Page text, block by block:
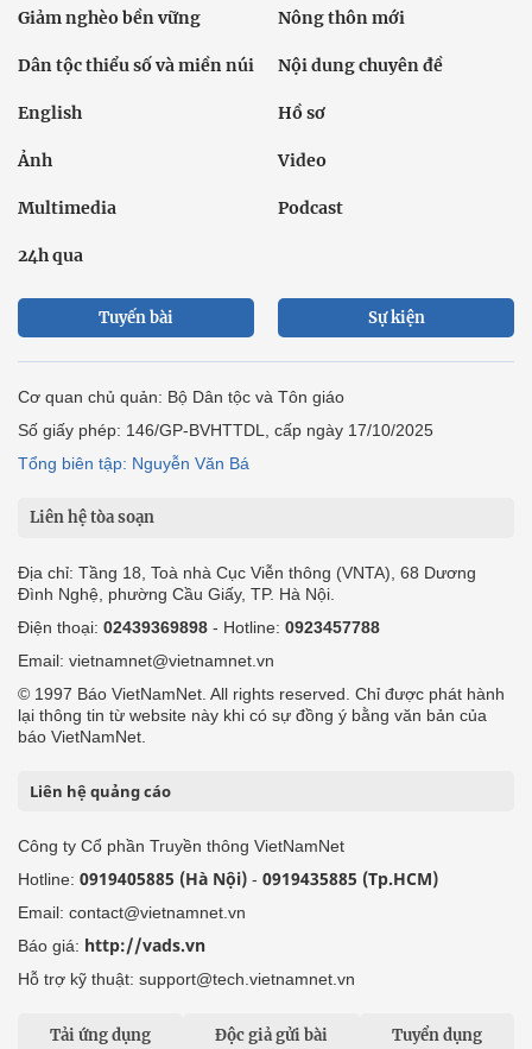
Giảm nghèo bền vững Nông thôn mới
Dân tộc thiểu số và miền núi Nội dung chuyên đề
English Hồ sơ
Ảnh Video
Multimedia Podcast
24h qua
Tuyến bài Sự kiện
Cơ quan chủ quản: Bộ Dân tộc và Tôn giáo
Số giấy phép: 146/GP-BVHTTDL, cấp ngày 17/10/2025
Tổng biên tập: Nguyễn Văn Bá
Liên hệ tòa soạn
Địa chỉ: Tầng 18, Toà nhà Cục Viễn thông (VNTA), 68 Dương
Đình Nghệ, phường Cầu Giấy, TP. Hà Nội.
Điện thoại: 02439369898 - Hotline: 0923457788
Email: vietnamnet@vietnamnet.vn
© 1997 Báo VietNamNet. All rights reserved. Chỉ được phát hành
lại thông tin từ website này khi có sự đồng ý bằng văn bản của
báo VietNamNet.
Liên hệ quảng cáo
Công ty Cổ phần Truyền thông VietNamNet
Hotline: 0919405885 (Hà Nội) - 0919435885 (Tp.HCM)
Email: contact@vietnamnet.vn
Báo giá: http://vads.vn
Hỗ trợ kỹ thuật: support@tech.vietnamnet.vn
Tải ứng dụng Độc giả gửi bài Tuyển dụng